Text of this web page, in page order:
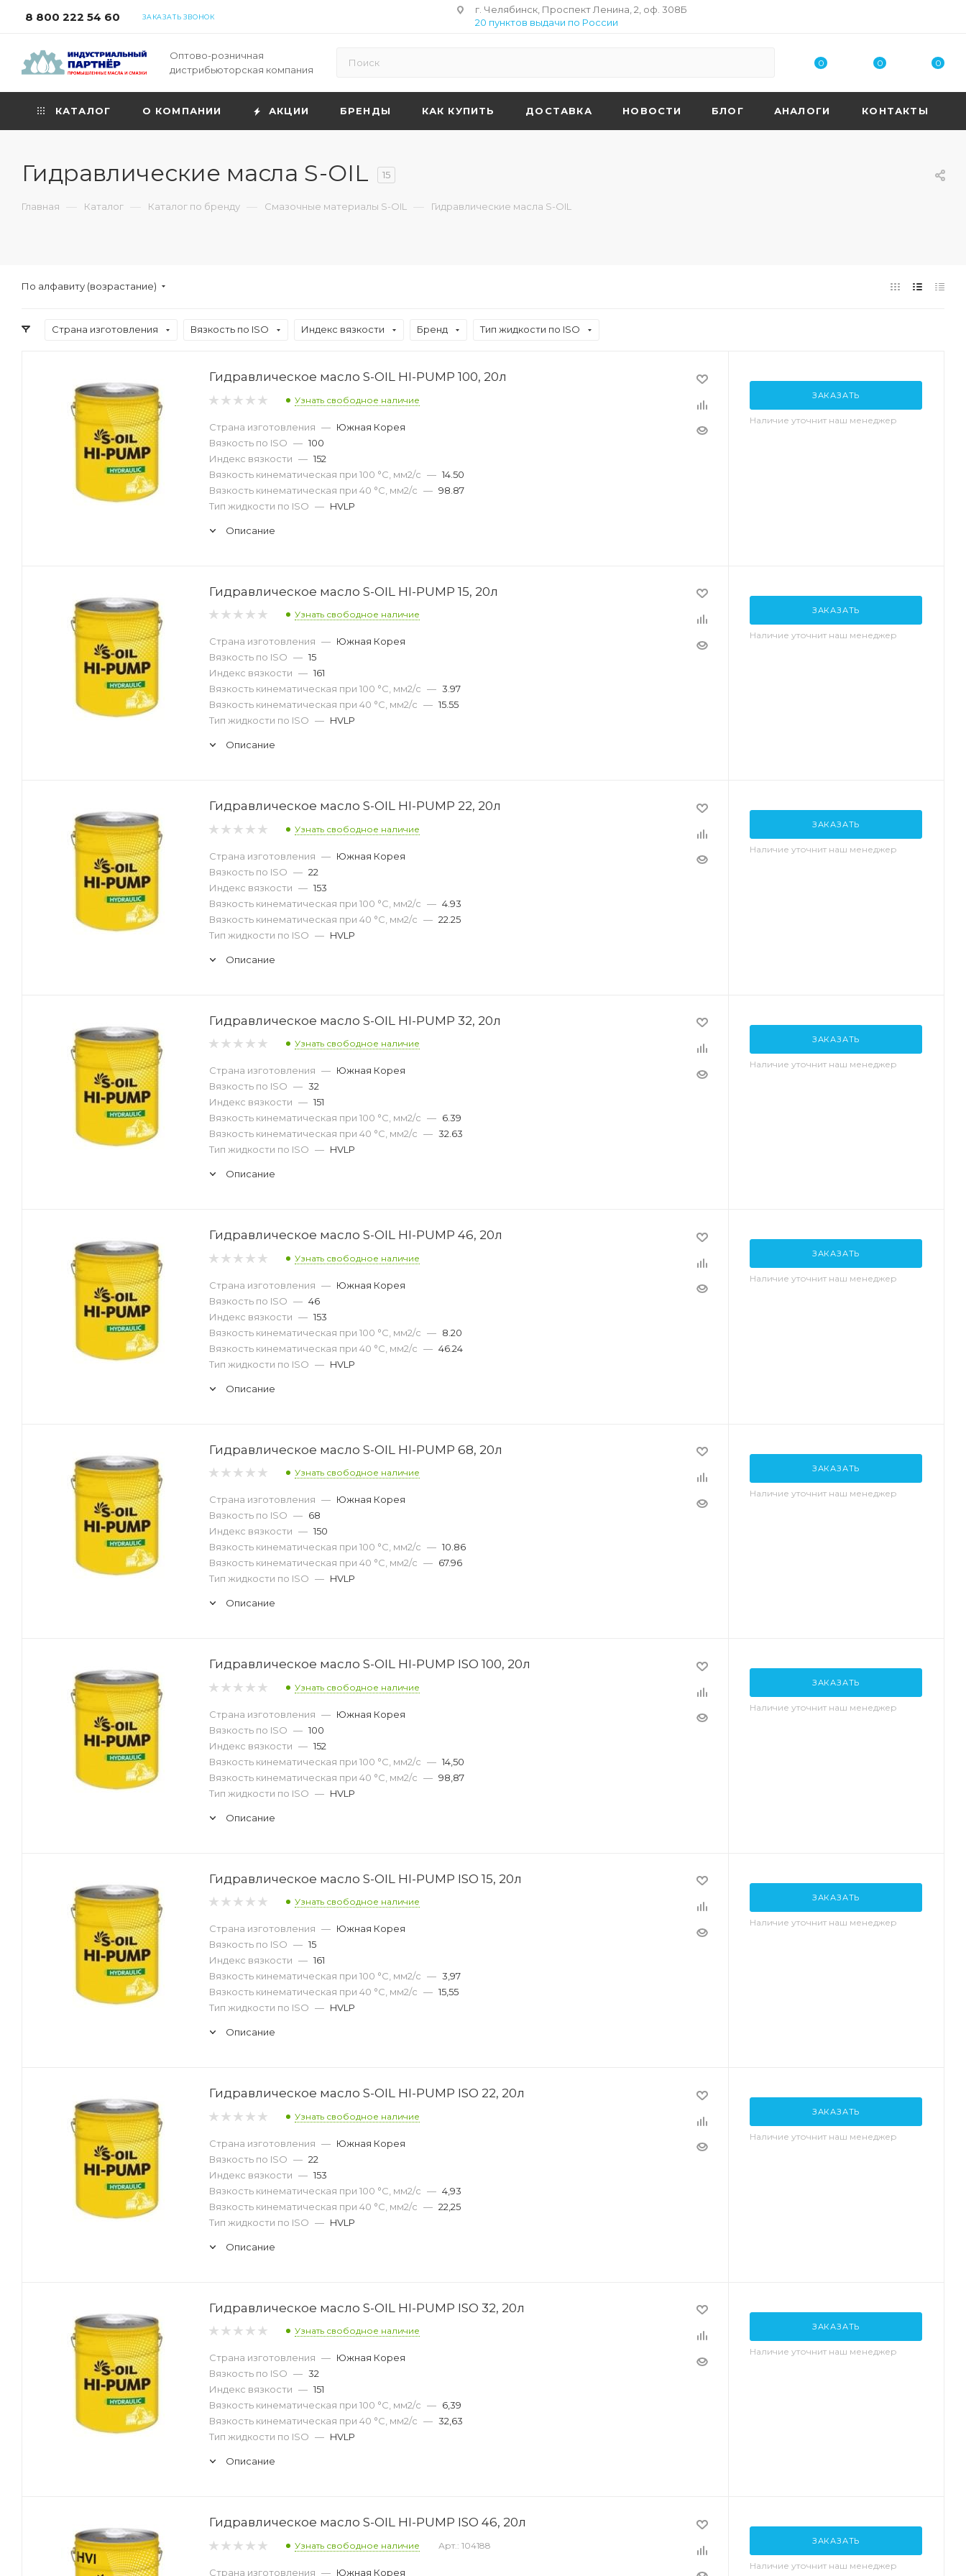
8 800 222 54 60 ЗАКАЗАТЬ ЗВОНОК
г. Челябинск, Проспект Ленина, 2, оф. 308Б
20 пунктов выдачи по России
Оптово-розничная
дистрибьюторская компания
0 0 0
КАТАЛОГ О КОМПАНИИ АКЦИИ БРЕНДЫ КАК КУПИТЬ ДОСТАВКА НОВОСТИ БЛОГ АНАЛОГИ КОНТАКТЫ
Гидравлические масла S-OIL 15
Главная — Каталог — Каталог по бренду — Смазочные материалы S-OIL — Гидравлические масла S-OIL
По алфавиту (возрастание)
Страна изготовления Вязкость по ISO Индекс вязкости Бренд Тип жидкости по ISO
Гидравлическое масло S-OIL HI-PUMP 100, 20л
Узнать свободное наличие
Страна изготовления — Южная Корея
Вязкость по ISO — 100
Индекс вязкости — 152
Вязкость кинематическая при 100 °С, мм2/с — 14.50
Вязкость кинематическая при 40 °С, мм2/с — 98.87
Тип жидкости по ISO — HVLP
Описание
ЗАКАЗАТЬ
Наличие уточнит наш менеджер
Гидравлическое масло S-OIL HI-PUMP 15, 20л
Узнать свободное наличие
Страна изготовления — Южная Корея
Вязкость по ISO — 15
Индекс вязкости — 161
Вязкость кинематическая при 100 °С, мм2/с — 3.97
Вязкость кинематическая при 40 °С, мм2/с — 15.55
Тип жидкости по ISO — HVLP
Описание
ЗАКАЗАТЬ
Наличие уточнит наш менеджер
Гидравлическое масло S-OIL HI-PUMP 22, 20л
Узнать свободное наличие
Страна изготовления — Южная Корея
Вязкость по ISO — 22
Индекс вязкости — 153
Вязкость кинематическая при 100 °С, мм2/с — 4.93
Вязкость кинематическая при 40 °С, мм2/с — 22.25
Тип жидкости по ISO — HVLP
Описание
ЗАКАЗАТЬ
Наличие уточнит наш менеджер
Гидравлическое масло S-OIL HI-PUMP 32, 20л
Узнать свободное наличие
Страна изготовления — Южная Корея
Вязкость по ISO — 32
Индекс вязкости — 151
Вязкость кинематическая при 100 °С, мм2/с — 6.39
Вязкость кинематическая при 40 °С, мм2/с — 32.63
Тип жидкости по ISO — HVLP
Описание
ЗАКАЗАТЬ
Наличие уточнит наш менеджер
Гидравлическое масло S-OIL HI-PUMP 46, 20л
Узнать свободное наличие
Страна изготовления — Южная Корея
Вязкость по ISO — 46
Индекс вязкости — 153
Вязкость кинематическая при 100 °С, мм2/с — 8.20
Вязкость кинематическая при 40 °С, мм2/с — 46.24
Тип жидкости по ISO — HVLP
Описание
ЗАКАЗАТЬ
Наличие уточнит наш менеджер
Гидравлическое масло S-OIL HI-PUMP 68, 20л
Узнать свободное наличие
Страна изготовления — Южная Корея
Вязкость по ISO — 68
Индекс вязкости — 150
Вязкость кинематическая при 100 °С, мм2/с — 10.86
Вязкость кинематическая при 40 °С, мм2/с — 67.96
Тип жидкости по ISO — HVLP
Описание
ЗАКАЗАТЬ
Наличие уточнит наш менеджер
Гидравлическое масло S-OIL HI-PUMP ISO 100, 20л
Узнать свободное наличие
Страна изготовления — Южная Корея
Вязкость по ISO — 100
Индекс вязкости — 152
Вязкость кинематическая при 100 °С, мм2/с — 14,50
Вязкость кинематическая при 40 °С, мм2/с — 98,87
Тип жидкости по ISO — HVLP
Описание
ЗАКАЗАТЬ
Наличие уточнит наш менеджер
Гидравлическое масло S-OIL HI-PUMP ISO 15, 20л
Узнать свободное наличие
Страна изготовления — Южная Корея
Вязкость по ISO — 15
Индекс вязкости — 161
Вязкость кинематическая при 100 °С, мм2/с — 3,97
Вязкость кинематическая при 40 °С, мм2/с — 15,55
Тип жидкости по ISO — HVLP
Описание
ЗАКАЗАТЬ
Наличие уточнит наш менеджер
Гидравлическое масло S-OIL HI-PUMP ISO 22, 20л
Узнать свободное наличие
Страна изготовления — Южная Корея
Вязкость по ISO — 22
Индекс вязкости — 153
Вязкость кинематическая при 100 °С, мм2/с — 4,93
Вязкость кинематическая при 40 °С, мм2/с — 22,25
Тип жидкости по ISO — HVLP
Описание
ЗАКАЗАТЬ
Наличие уточнит наш менеджер
Гидравлическое масло S-OIL HI-PUMP ISO 32, 20л
Узнать свободное наличие
Страна изготовления — Южная Корея
Вязкость по ISO — 32
Индекс вязкости — 151
Вязкость кинематическая при 100 °С, мм2/с — 6,39
Вязкость кинематическая при 40 °С, мм2/с — 32,63
Тип жидкости по ISO — HVLP
Описание
ЗАКАЗАТЬ
Наличие уточнит наш менеджер
Гидравлическое масло S-OIL HI-PUMP ISO 46, 20л
Узнать свободное наличие Арт.: 104188
Страна изготовления — Южная Корея
ЗАКАЗАТЬ
Наличие уточнит наш менеджер